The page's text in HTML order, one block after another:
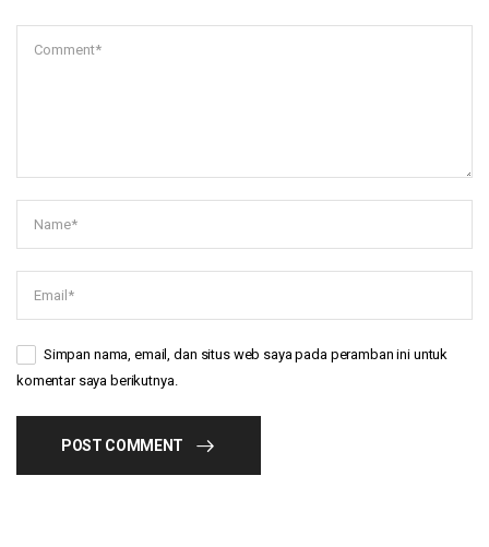
Simpan nama, email, dan situs web saya pada peramban ini untuk
komentar saya berikutnya.
POST COMMENT